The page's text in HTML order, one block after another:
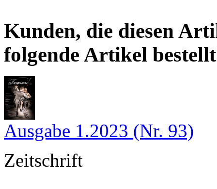
Kunden, die diesen
folgende Artikel
Ausgabe 1.2023 (Nr. 93)
Zeitschrift